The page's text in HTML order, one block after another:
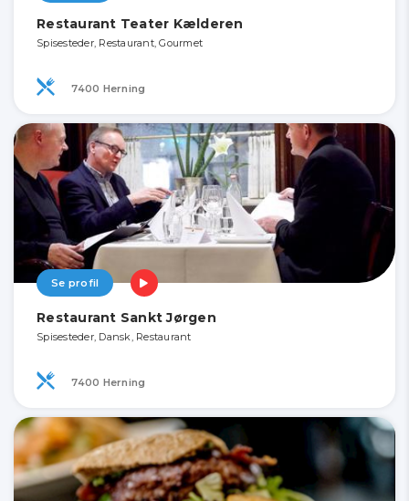
Restaurant Teater Kælderen
Spisesteder, Restaurant, Gourmet
7400 Herning
Se profil
Restaurant Sankt Jørgen
Spisesteder, Dansk, Restaurant
7400 Herning